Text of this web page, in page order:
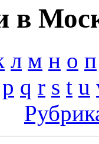
в
л м н о п
p q r s t u